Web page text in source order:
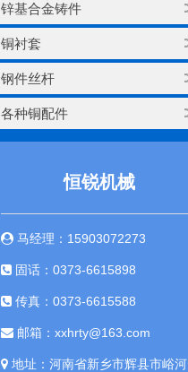
锌基合金铸件
铜衬套
钢件丝杆
各种铜配件
恒锐机械
马经理：15903072273
固话：0373-6615898
传真：0373-6615588
邮箱：xxhrty@163.com
地址：河南省新乡市辉县市峪河